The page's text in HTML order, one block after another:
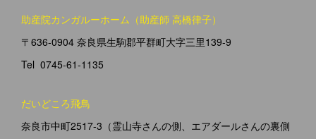
助産院カンガルーホーム（助産師 高橋律子）
〒636-0904 奈良県生駒郡平群町大字三里139-9
Tel 0745-61-1135
だいどころ飛鳥
奈良市中町2517-3（霊山寺さんの側、エアダールさんの裏側